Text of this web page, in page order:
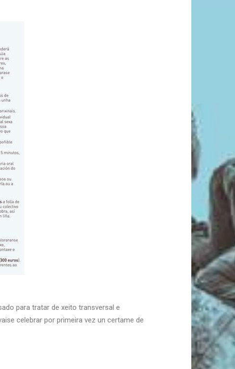
para tratar de xeito transversal e
celebrar por primeira vez un certame de